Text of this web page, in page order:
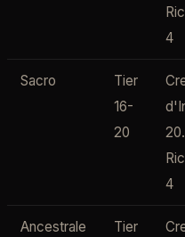
4
Sacro
Tier
16-
20
4
Ancestrale
Tier